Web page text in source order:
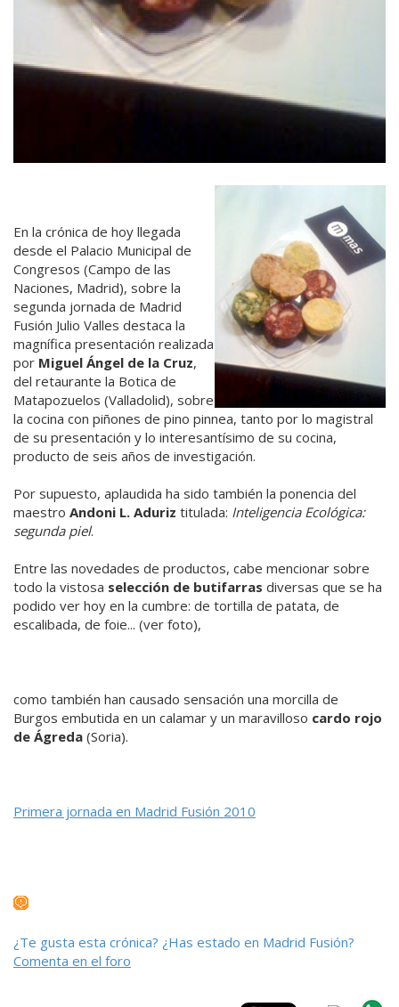
En la crónica de hoy llegada
desde el Palacio Municipal de
Congresos (Campo de las
Naciones, Madrid), sobre la
segunda jornada de Madrid
Fusión Julio Valles destaca la
magnífica presentación realizada
por Miguel Ángel de la Cruz,
del retaurante la Botica de
Matapozuelos (Valladolid), sobre
la cocina con piñones de pino pinnea, tanto por lo magistral
de su presentación y lo interesantísimo de su cocina,
producto de seis años de investigación.
Por supuesto, aplaudida ha sido también la ponencia del
maestro Andoni L. Aduriz titulada: Inteligencia Ecológica:
segunda piel.
Entre las novedades de productos, cabe mencionar sobre
todo la vistosa selección de butifarras diversas que se ha
podido ver hoy en la cumbre: de tortilla de patata, de
escalibada, de foie... (ver foto),
como también han causado sensación una morcilla de
Burgos embutida en un calamar y un maravilloso cardo rojo
de Ágreda (Soria).
Primera jornada en Madrid Fusión 2010
¿Te gusta esta crónica? ¿Has estado en Madrid Fusión?
Comenta en el foro